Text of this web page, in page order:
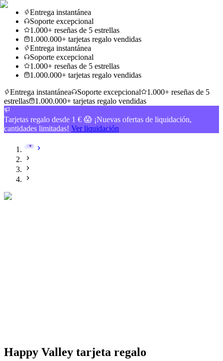
Entrega instantánea
Soporte excepcional
1.000+ reseñas de 5 estrellas
1.000.000+ tarjetas regalo vendidas
Entrega instantánea
Soporte excepcional
1.000+ reseñas de 5 estrellas
1.000.000+ tarjetas regalo vendidas
Entrega instantánea
Soporte excepcional
1.000+ reseñas de 5
estrellas
1.000.000+ tarjetas regalo vendidas
Tarjetas regalo desde 1 € 😱 ¡Nuevas ofertas de liquidación,
cantidades limitadas! Ver liquidación
Happy Valley tarjeta regalo